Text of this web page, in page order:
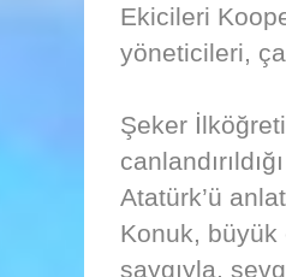
Ekicileri
yöneticileri,
Şeker
Atatürk’ü
Konuk, büyük
saygıyla,